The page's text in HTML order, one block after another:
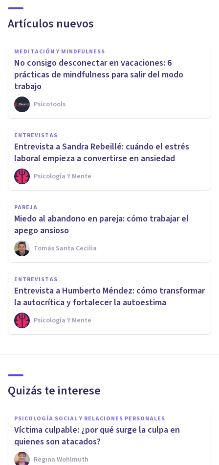
Artículos nuevos
MEDITACIÓN Y MINDFULNESS
No consigo desconectar en vacaciones: 6
prácticas de mindfulness para salir del modo
trabajo
Psicotools
ENTREVISTAS
Entrevista a Sandra Rebeillé: cuándo el estrés
laboral empieza a convertirse en ansiedad
Psicología Y Mente
PAREJA
Miedo al abandono en pareja: cómo trabajar el
apego ansioso
Tomás Santa Cecilia
ENTREVISTAS
Entrevista a Humberto Méndez: cómo transformar
la autocrítica y fortalecer la autoestima
Psicología Y Mente
Quizás te interese
PSICOLOGÍA SOCIAL Y RELACIONES PERSONALES
Víctima culpable: ¿por qué surge la culpa en
quienes son atacados?
Regina Wohlmuth